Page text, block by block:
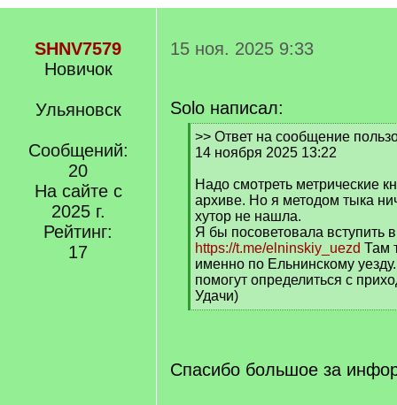
SHNV7579
Новичок
Ульяновск
Сообщений:
20
На сайте с
2025 г.
Рейтинг:
17
15 ноя. 2025 9:33
Solo написал:
[
q
>> Ответ на сообщение
14 ноября 2025 13:22
Надо смотреть метрические
архиве. Но я методом тыка
хутор не нашла.
Я бы посоветовала вступить в
https://t.me/elninskiy_uezd Там
именно по Ельнинскому
помогут определиться с
Удачи)
[
Спасибо большое за